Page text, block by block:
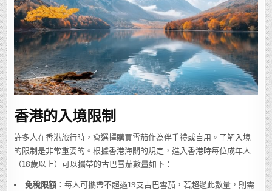
香港的入境限制
許多人在香港旅行時，會選擇購買雪茄作為伴手禮或自用。了解入境
的限制是非常重要的。根據香港海關的規定，進入香港時每位成年人
（18歲以上）可以攜帶的古巴雪茄數量如下：
免稅限額 ：每人可攜帶不超過19支古巴雪茄，若超過此數量，則需